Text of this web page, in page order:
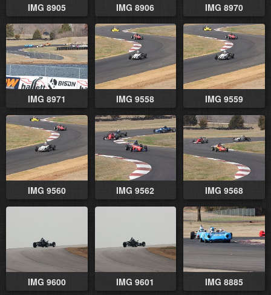
IMG 8905 IMG 8906 IMG 8970
IMG 8971 IMG 9558 IMG 9559
IMG 9560 IMG 9562 IMG 9568
IMG 9600 IMG 9601 IMG 8885